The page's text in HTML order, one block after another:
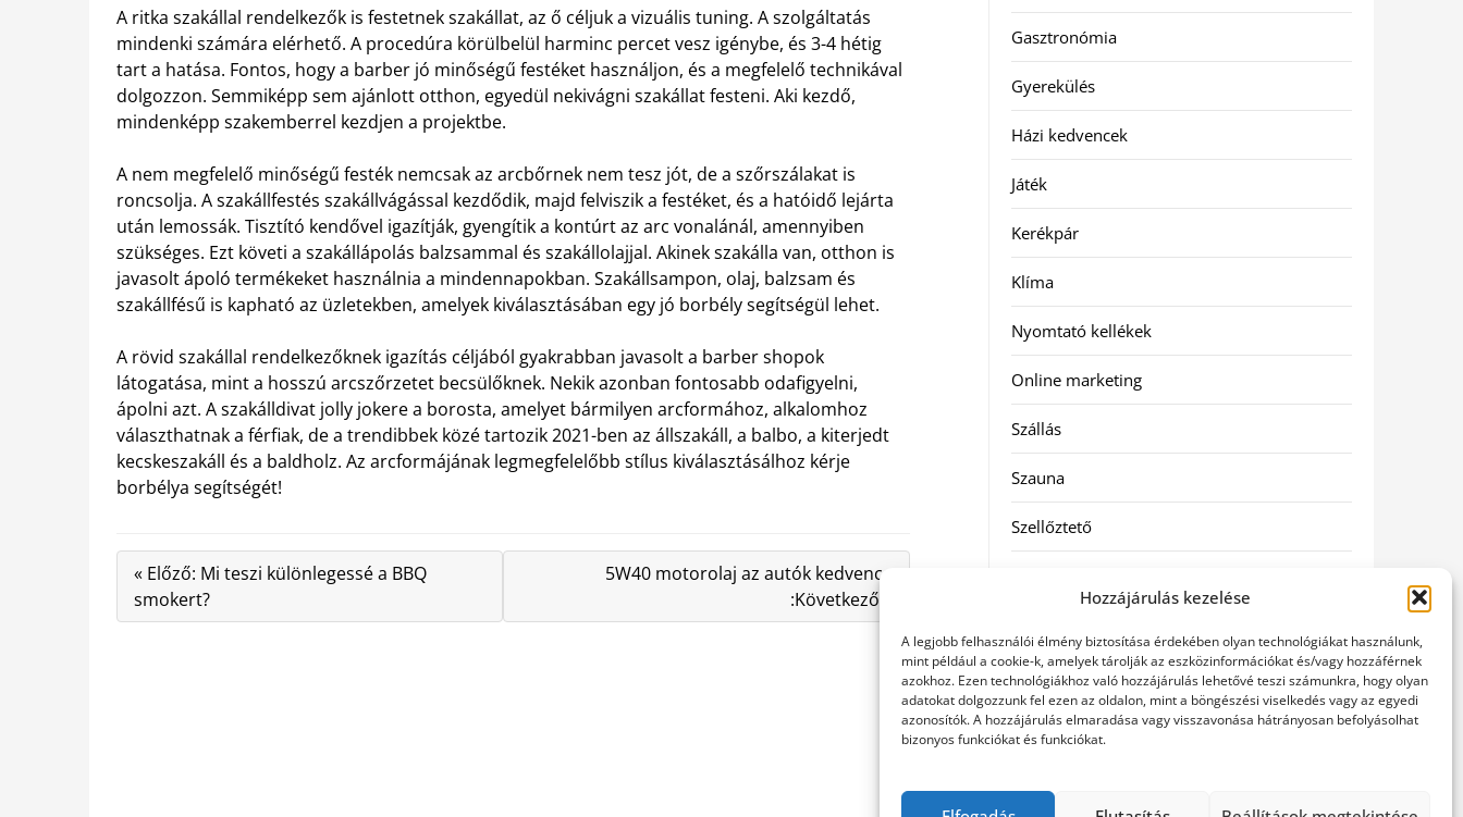
Hozzájárulás kezelése
A legjobb felhasználói élmény biztosítása érdekében olyan technológiákat használunk,
mint például a cookie-k, amelyek tárolják az eszközinformációkat és/vagy hozzáférnek
azokhoz. Ezen technológiákhoz való hozzájárulás lehetővé teszi számunkra, hogy olyan
adatokat dolgozzunk fel ezen az oldalon, mint a böngészési viselkedés vagy az egyedi
azonosítók. A hozzájárulás elmaradása vagy visszavonása hátrányosan befolyásolhat
bizonyos funkciókat és funkciókat.
A ritka szakállal rendelkezők is festetnek szakállat, az ő céljuk a vizuális tuning. A szolgáltatás
mindenki számára elérhető. A procedúra körülbelül harminc percet vesz igénybe, és 3-4 hétig
tart a hatása. Fontos, hogy a barber jó minőségű festéket használjon, és a megfelelő technikával
dolgozzon. Semmiképp sem ajánlott otthon, egyedül nekivágni szakállat festeni. Aki kezdő,
mindenképp szakemberrel kezdjen a projektbe.
A nem megfelelő minőségű festék nemcsak az arcbőrnek nem tesz jót, de a szőrszálakat is
roncsolja. A szakállfestés szakállvágással kezdődik, majd felviszik a festéket, és a hatóidő lejárta
után lemossák. Tisztító kendővel igazítják, gyengítik a kontúrt az arc vonalánál, amennyiben
szükséges. Ezt követi a szakállápolás balzsammal és szakállolajjal. Akinek szakálla van, otthon is
javasolt ápoló termékeket használnia a mindennapokban. Szakállsampon, olaj, balzsam és
szakállfésű is kapható az üzletekben, amelyek kiválasztásában egy jó borbély segítségül lehet.
A rövid szakállal rendelkezőknek igazítás céljából gyakrabban javasolt a barber shopok
látogatása, mint a hosszú arcszőrzetet becsülőknek. Nekik azonban fontosabb odafigyelni,
ápolni azt. A szakálldivat jolly jokere a borosta, amelyet bármilyen arcformához, alkalomhoz
választhatnak a férfiak, de a trendibbek közé tartozik 2021-ben az állszakáll, a balbo, a kiterjedt
kecskeszakáll és a baldholz. Az arcformájának legmegfelelőbb stílus kiválasztásálhoz kérje
borbélya segítségét!
« Előző: Mi teszi különlegessé a BBQ
smokert?
5W40 motorolaj az autók kedvence
:Következő »
Gasztronómia
Gyerekülés
Házi kedvencek
Játék
Kerékpár
Klíma
Nyomtató kellékek
Online marketing
Szállás
Szauna
Szellőztető
Utazás
Vásárlás